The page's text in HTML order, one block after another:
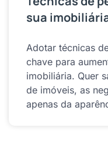
sua
Adotar técnicas
chave para
imobiliária. Quer
de imóveis, as
apenas da